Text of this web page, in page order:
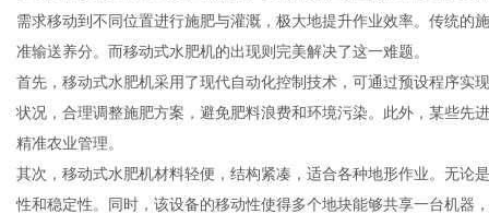
需求移动到不同位置进行施肥与灌溉，极大地提升作业效率。传统的
准输送养分。而移动式水肥机的出现则完美解决了这一难题。
首先，移动式水肥机采用了现代自动化控制技术，可通过预设程序实
状况，合理调整施肥方案，避免肥料浪费和环境污染。此外，某些先
精准农业管理。
其次，移动式水肥机材料轻便，结构紧凑，适合各种地形作业。无论
性和稳定性。同时，该设备的移动性使得多个地块能够共享一台机器